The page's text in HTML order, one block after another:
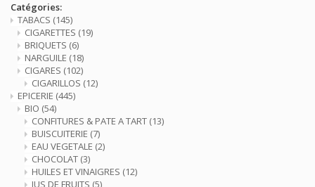
Catégories:
TABACS (145)
CIGARETTES (19)
BRIQUETS (6)
NARGUILE (18)
CIGARES (102)
CIGARILLOS (12)
EPICERIE (445)
BIO (54)
CONFITURES & PATE A TART (13)
BUISCUITERIE (7)
EAU VEGETALE (2)
CHOCOLAT (3)
HUILES ET VINAIGRES (12)
JUS DE FRUITS (5)